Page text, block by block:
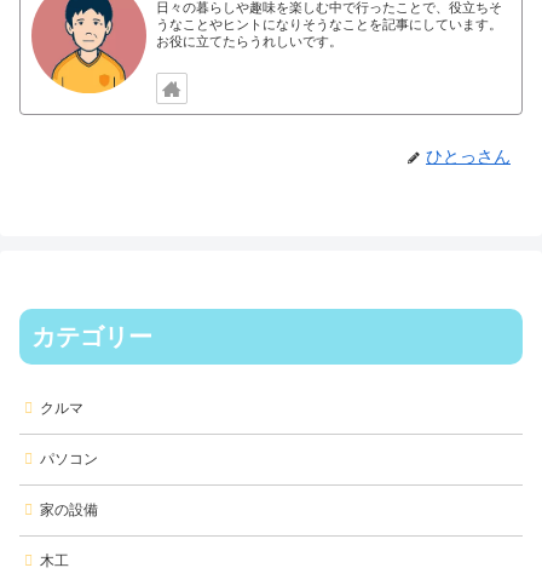
日々の暮らしや趣味を楽しむ中で行ったことで、役立ちそ
うなことやヒントになりそうなことを記事にしています。
お役に立てたらうれしいです。
ひとっさん